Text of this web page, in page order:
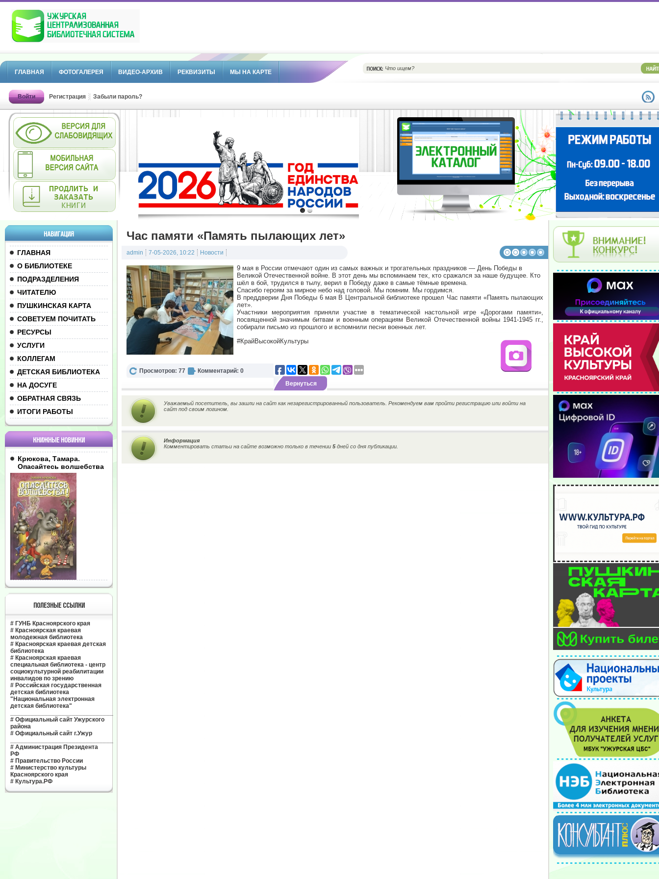
ГЛАВНАЯ ФОТОГАЛЕРЕЯ ВИДЕО-АРХИВ РЕКВИЗИТЫ МЫ НА КАРТЕ
Войти Регистрация Забыли пароль?
НАВИГАЦИЯ
ГЛАВНАЯ
О БИБЛИОТЕКЕ
ПОДРАЗДЕЛЕНИЯ
ЧИТАТЕЛЮ
ПУШКИНСКАЯ КАРТА
СОВЕТУЕМ ПОЧИТАТЬ
РЕСУРСЫ
УСЛУГИ
КОЛЛЕГАМ
ДЕТСКАЯ БИБЛИОТЕКА
НА ДОСУГЕ
ОБРАТНАЯ СВЯЗЬ
ИТОГИ РАБОТЫ
КНИЖНЫЕ НОВИНКИ
Крюкова, Тамара.
Опасайтесь волшебства
ПОЛЕЗНЫЕ ССЫЛКИ
# ГУНБ Красноярского края
# Красноярская краевая
молодежная библиотека
# Красноярская краевая детская
библиотека
# Красноярская краевая
специальная библиотека - центр
социокультурной реабилитации
инвалидов по зрению
# Российская государственная
детская библиотека
"Национальная электронная
детская библиотека"
# Официальный сайт Ужурского
района
# Официальный сайт г.Ужур
# Администрация Президента
РФ
# Правительство России
# Министерство культуры
Красноярского края
# Культура.РФ
Час памяти «Память пылающих лет»
admin 7-05-2026, 10:22 Новости
9 мая в России отмечают один из самых важных и трогательных праздников — День Победы в
Великой Отечественной войне. В этот день мы вспоминаем тех, кто сражался за наше будущее. Кто
шёл в бой, трудился в тылу, верил в Победу даже в самые тёмные времена.
Спасибо героям за мирное небо над головой. Мы помним. Мы гордимся.
В преддверии Дня Победы 6 мая В Центральной библиотеке прошел Час памяти «Память пылающих
лет».
Участники мероприятия приняли участие в тематической настольной игре «Дорогами памяти»,
посвященной значимым битвам и военным операциям Великой Отечественной войны 1941-1945 гг.,
собирали письмо из прошлого и вспомнили песни военных лет.
#КрайВысокойКультуры
Просмотров: 77
Комментарий: 0
Вернуться
Уважаемый посетитель, вы зашли на сайт как незарегистрированный пользователь. Рекомендуем вам пройти регистрацию или войти на
сайт под своим логином.
Информация
Комментировать статьи на сайте возможно только в течении 5дней со дня публикации.